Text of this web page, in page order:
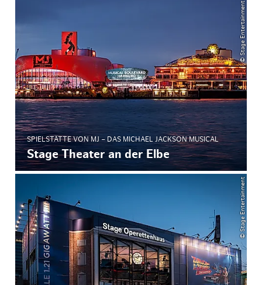
© Stage Entertainment
SPIELSTÄTTE VON MJ – DAS MICHAEL JACKSON MUSICAL
Stage Theater an der Elbe
© Stage Entertainment